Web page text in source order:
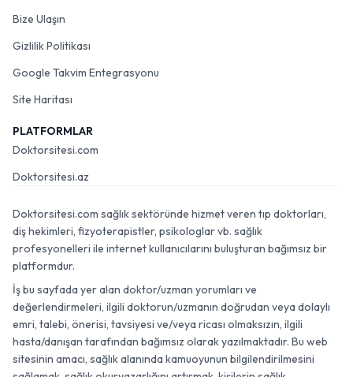
Bize Ulaşın
Gizlilik Politikası
Google Takvim Entegrasyonu
Site Haritası
PLATFORMLAR
Doktorsitesi.com
Doktorsitesi.az
Doktorsitesi.com sağlık sektöründe hizmet veren tıp doktorları,
diş hekimleri, fizyoterapistler, psikologlar vb. sağlık
profesyonelleri ile internet kullanıcılarını buluşturan bağımsız bir
platformdur.
İş bu sayfada yer alan doktor/uzman yorumları ve
değerlendirmeleri, ilgili doktorun/uzmanın doğrudan veya dolaylı
emri, talebi, önerisi, tavsiyesi ve/veya ricası olmaksızın, ilgili
hasta/danışan tarafından bağımsız olarak yazılmaktadır. Bu web
sitesinin amacı, sağlık alanında kamuoyunun bilgilendirilmesini